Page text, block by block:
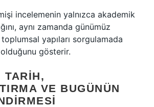
incelemenin yalnızca akademik
aynı zamanda günümüz
yapıları sorgulamada
gösterir.
TARIH,
VE BUGÜNÜN